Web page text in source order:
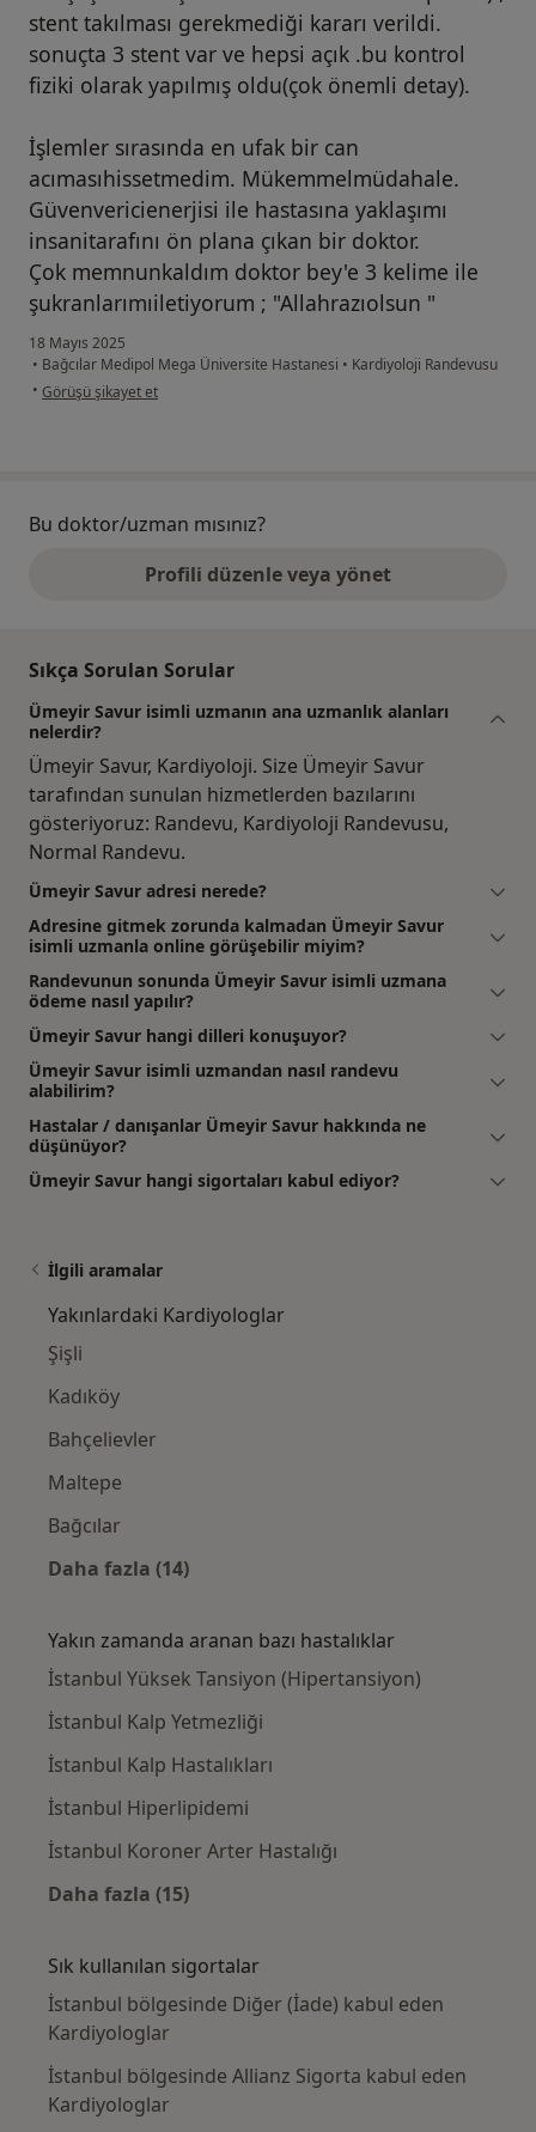
stent takılması gerekmediği kararı verildi.
sonuçta 3 stent var ve hepsi açık .bu kontrol
fiziki olarak yapılmış oldu(çok önemli detay).
İşlemler sırasında en ufak bir can
acımasıhissetmedim. Mükemmelmüdahale.
Güvenvericienerjisi ile hastasına yaklaşımı
insanitarafını ön plana çıkan bir doktor.
Çok memnunkaldım doktor bey'e 3 kelime ile
şukranlarımıiletiyorum ; "Allahrazıolsun "
18 Mayıs 2025
• Bağcılar Medipol Mega Üniversite Hastanesi • Kardiyoloji Randevusu
• kullanıcının görüşüne göre me...
Görüşü şikayet et
Bu doktor/uzman mısınız?
Profili düzenle veya yönet
Sıkça Sorulan Sorular
Ümeyir Savur isimli uzmanın ana uzmanlık alanları
nelerdir?
Ümeyir Savur, Kardiyoloji. Size Ümeyir Savur
tarafından sunulan hizmetlerden bazılarını
gösteriyoruz: Randevu, Kardiyoloji Randevusu,
Normal Randevu.
Ümeyir Savur adresi nerede?
Adresine gitmek zorunda kalmadan Ümeyir Savur
isimli uzmanla online görüşebilir miyim?
Randevunun sonunda Ümeyir Savur isimli uzmana
ödeme nasıl yapılır?
Ümeyir Savur hangi dilleri konuşuyor?
Ümeyir Savur isimli uzmandan nasıl randevu
alabilirim?
Hastalar / danışanlar Ümeyir Savur hakkında ne
düşünüyor?
Ümeyir Savur hangi sigortaları kabul ediyor?
İlgili aramalar
Yakınlardaki Kardiyologlar
Şişli
Kadıköy
Bahçelievler
Maltepe
Bağcılar
Daha fazla (14)
Yakın zamanda aranan bazı hastalıklar
İstanbul Yüksek Tansiyon (Hipertansiyon)
İstanbul Kalp Yetmezliği
İstanbul Kalp Hastalıkları
İstanbul Hiperlipidemi
İstanbul Koroner Arter Hastalığı
Daha fazla (15)
Sık kullanılan sigortalar
İstanbul bölgesinde Diğer (İade) kabul eden
Kardiyologlar
İstanbul bölgesinde Allianz Sigorta kabul eden
Kardiyologlar